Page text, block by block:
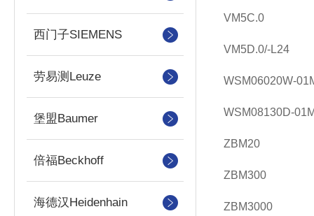
西门子SIEMENS
劳易测Leuze
堡盟Baumer
倍福Beckhoff
海德汉Heidenhain
VM5C.0
VM5D.0/-L24
WSM06020W-
WSM08130D-
ZBM20
ZBM300
ZBM3000